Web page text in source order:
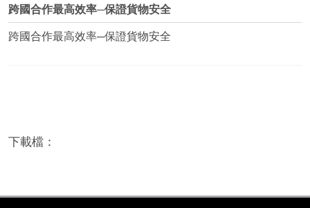
跨國合作最高效率─保證貨物安全
跨國合作最高效率─保證貨物安全
下載檔：